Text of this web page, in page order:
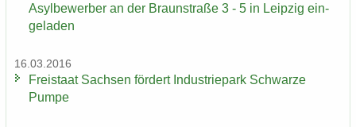
Asyl­be­wer­ber an der Braun­stra­ße 3 - 5 in Leip­zig ein­
ge­la­den
16.03.2016
Frei­staat Sach­sen för­dert In­dus­trie­park Schwar­ze
Pumpe